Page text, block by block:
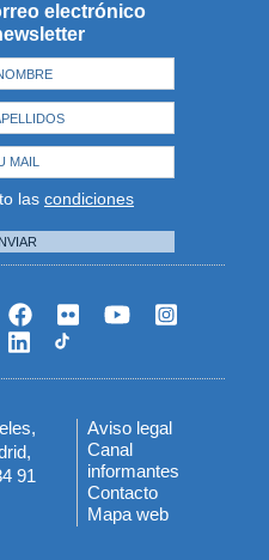
electrónico
las condiciones
91
Menú
del
pie
Aviso legal
Canal
informantes
Contacto
Mapa web